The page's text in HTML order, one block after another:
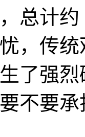
总计
，传
了强
不要承